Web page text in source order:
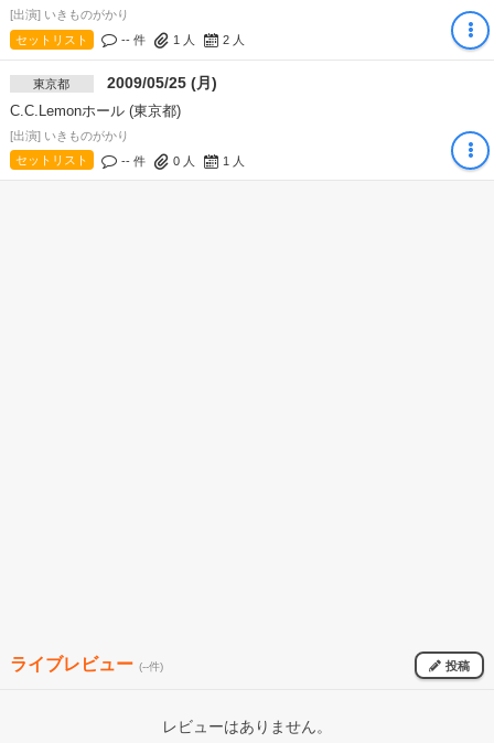
[出演] いきものがかり
セットリスト
-- 件 1 人 2人
東京都 2009/05/25 (月)
C.C.Lemonホール (東京都)
[出演] いきものがかり
セットリスト
-- 件 0人 1 人
ライブレビュー (--件) 投稿
レビューはありません。